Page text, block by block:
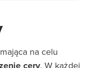
na celu
. W każdej